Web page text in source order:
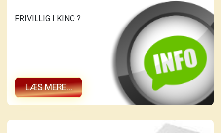
FRIVILLIG I KINO ?
LÆS MERE...